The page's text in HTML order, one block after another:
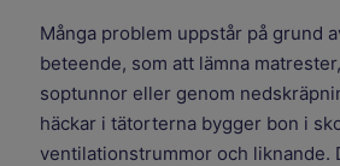
Många problem uppstår på grund
beteende, som att lämna
soptunnor eller genom
häckar i tätorterna bygger bon i
ventilationstrummor och liknande.